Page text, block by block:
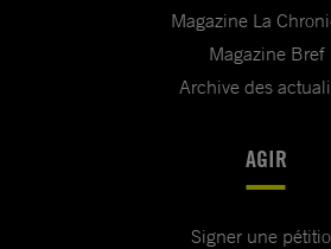
Magazine La
Magazine Bref
Archive des
AGIR
Signer une